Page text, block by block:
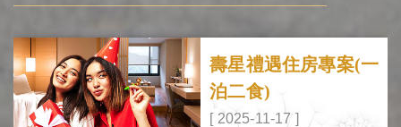
壽星禮遇住房專案(一
泊二食)
[ 2025-11-17 ]